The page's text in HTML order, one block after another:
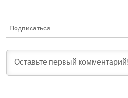
Подписаться